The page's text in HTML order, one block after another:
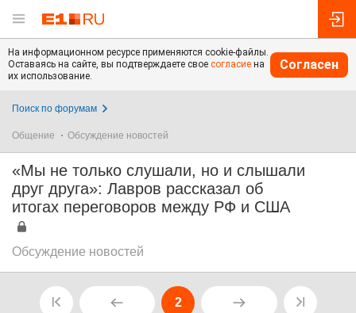
На информационном ресурсе применяются cookie-файлы.
Оставаясь на сайте, вы подтверждаете свое согласие на
их использование.
Согласен
Поиск по форумам
Общение Обсуждение новостей
«Мы не только слушали, но и слышали
друг друга»: Лавров рассказал об
итогах переговоров между РФ и США
Обсуждение новостей
2